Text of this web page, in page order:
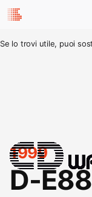
Se lo trovi utile, puoi
1999
D-